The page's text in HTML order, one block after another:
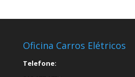
Oficina Carros Elétricos
Telefone: